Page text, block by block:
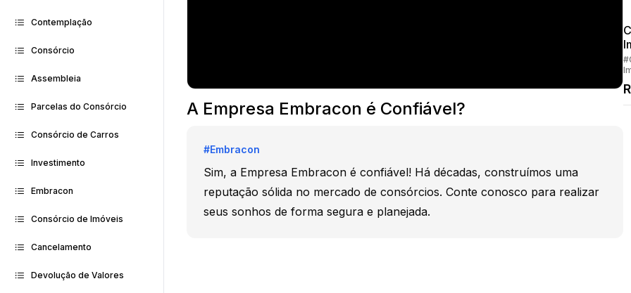
Contemplação
Consórcio
Assembleia
Parcelas do Consórcio
Consórcio de Carros
Investimento
Embracon
Consórcio de Imóveis
Cancelamento
Devolução de Valores
A Empresa Embracon é Confiável?
#Embracon
Sim, a Empresa Embracon é confiável! Há décadas, construímos uma
reputação sólida no mercado de consórcios. Conte conosco para realizar
seus sonhos de forma segura e planejada.